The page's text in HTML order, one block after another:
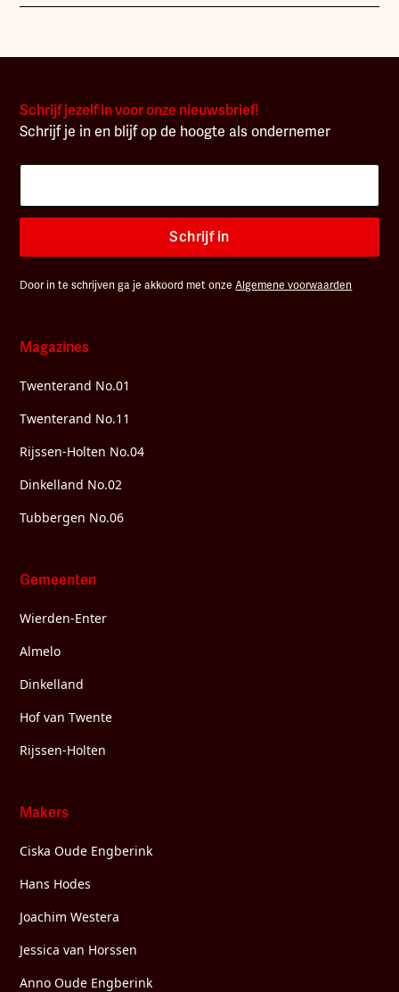
Schrijf jezelf in voor onze nieuwsbrief!
Schrijf je in en blijf op de hoogte als ondernemer
Schrijf in
Door in te schrijven ga je akkoord met onzeAlgemene voorwaarden
Magazines
Twenterand No.01
Twenterand No.11
Rijssen-Holten No.04
Dinkelland No.02
Tubbergen No.06
Gemeenten
Wierden-Enter
Almelo
Dinkelland
Hof van Twente
Rijssen-Holten
Makers
Ciska Oude Engberink
Hans Hodes
Joachim Westera
Jessica van Horssen
Anno Oude Engberink